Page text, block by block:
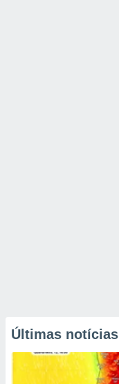
Últimas notícias